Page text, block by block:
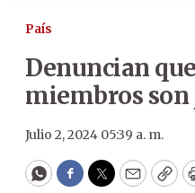
País
Denuncian
miembros son
Julio 2, 2024 05:39 a. m.
WhatsApp
Facebook
Twitter
Email